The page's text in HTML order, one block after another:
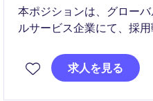
本ポジションは、グロー
ルサービス企業にて、採
ードし、候補者体験の向
いただきます。
求人を見る